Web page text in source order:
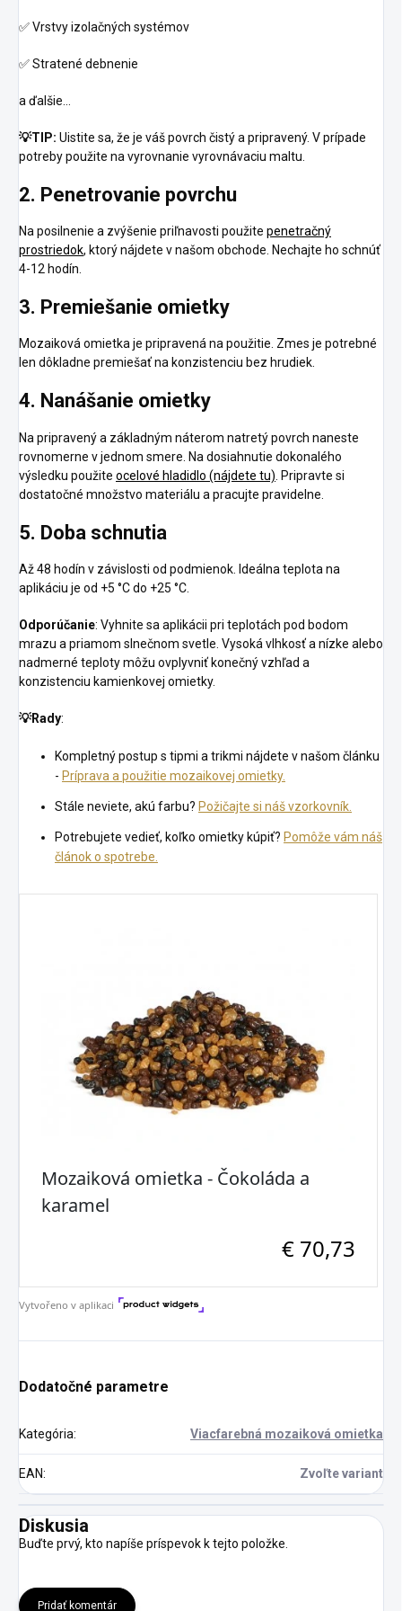
✅Vrstvy izolačných systémov
✅Stratené debnenie
a ďalšie…
💡TIP: Uistite sa, že je váš povrch čistý a pripravený. V prípade
potreby použite na vyrovnanie vyrovnávaciu maltu.
2. Penetrovanie povrchu
Na posilnenie a zvýšenie priľnavosti použite penetračný
prostriedok, ktorý nájdete v našom obchode. Nechajte ho schnúť
4-12 hodín.
3. Premiešanie omietky
Mozaiková omietka je pripravená na použitie. Zmes je potrebné
len dôkladne premiešať na konzistenciu bez hrudiek.
4. Nanášanie omietky
Na pripravený a základným náterom natretý povrch naneste
rovnomerne v jednom smere. Na dosiahnutie dokonalého
výsledku použite ocelové hladidlo (nájdete tu) . Pripravte si
dostatočné množstvo materiálu a pracujte pravidelne.
5. Doba schnutia
Až 48 hodín v závislosti od podmienok. Ideálna teplota na
aplikáciu je od +5 °C do +25 °C.
Odporúčanie: Vyhnite sa aplikácii pri teplotách pod bodom
mrazu a priamom slnečnom svetle. Vysoká vlhkosť a nízke alebo
nadmerné teploty môžu ovplyvniť konečný vzhľad a
konzistenciu kamienkovej omietky.
💡Rady:
Kompletný postup s tipmi a trikmi nájdete v našom článku
- Príprava a použitie mozaikovej omietky.
Stále neviete, akú farbu? Požičajte si náš vzorkovník.
Potrebujete vedieť, koľko omietky kúpiť? Pomôže vám náš
článok o spotrebe.
Dodatočné parametre
Kategória: Viacfarebná mozaiková omietka
EAN: Zvoľte variant
Diskusia
Buďte prvý, kto napíše príspevok k tejto položke.
Pridať komentár